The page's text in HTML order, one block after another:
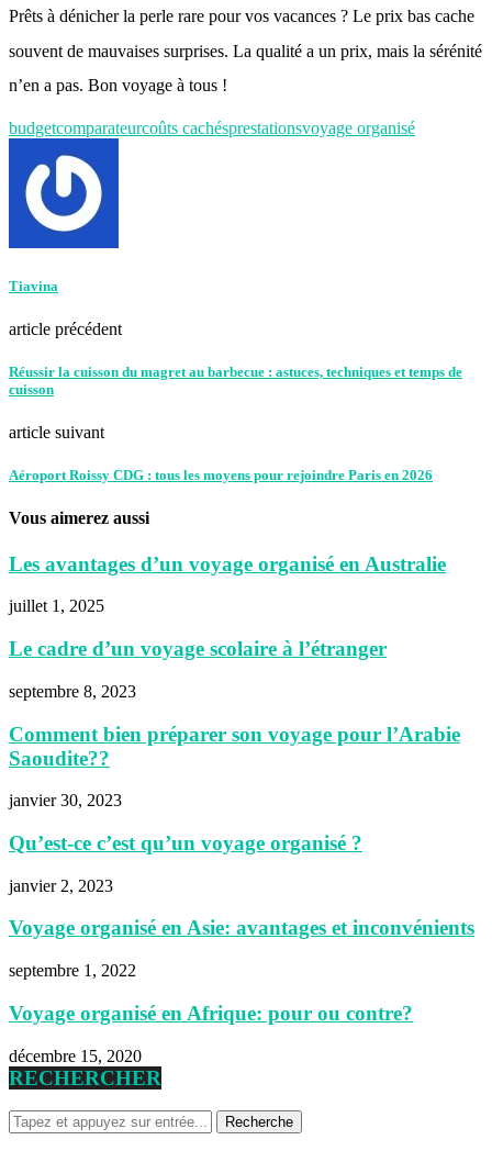
Prêts à dénicher la perle rare pour vos vacances ? Le prix bas cache
souvent de mauvaises surprises. La qualité a un prix, mais la sérénité
n’en a pas. Bon voyage à tous !
budgetcomparateurcoûts cachésprestationsvoyage organisé
Tiavina
article précédent
Réussir la cuisson du magret au barbecue : astuces, techniques et temps de
cuisson
article suivant
Aéroport Roissy CDG : tous les moyens pour rejoindre Paris en 2026
Vous aimerez aussi
Les avantages d’un voyage organisé en Australie
juillet 1, 2025
Le cadre d’un voyage scolaire à l’étranger
septembre 8, 2023
Comment bien préparer son voyage pour l’Arabie
Saoudite??
janvier 30, 2023
Qu’est-ce c’est qu’un voyage organisé ?
janvier 2, 2023
Voyage organisé en Asie: avantages et inconvénients
septembre 1, 2022
Voyage organisé en Afrique: pour ou contre?
décembre 15, 2020
RECHERCHER